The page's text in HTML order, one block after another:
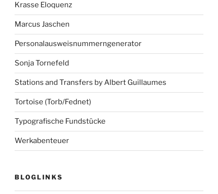
Krasse Eloquenz
Marcus Jaschen
Personalausweisnummerngenerator
Sonja Tornefeld
Stations and Transfers by Albert Guillaumes
Tortoise (Torb/Fednet)
Typografische Fundstücke
Werkabenteuer
BLOGLINKS